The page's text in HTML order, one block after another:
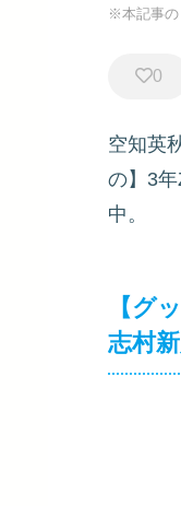
※本記事の
0
空知英
の】3
中。
【グ
志村